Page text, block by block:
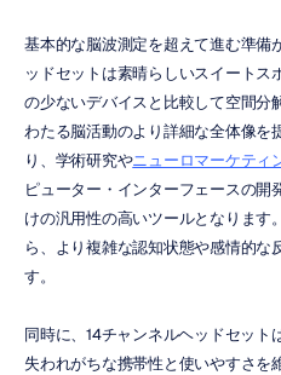
基本的な脳波測定を超えて進む準備
ッドセットは素晴らしいスイート
の少ないデバイスと比較して空間分
わたる脳活動のより詳細な全体像を
り、学術研究やニューロマーケティ
ピューター・インターフェースの開
けの汎用性の高いツールとなります
ら、より複雑な認知状態や感情的な
す。
同時に、14チャンネルヘッドセッ
失われがちな携帯性と使いやすさを